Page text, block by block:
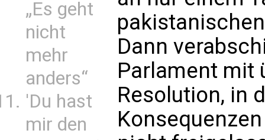
„Es geht
nicht
mehr
anders“
'Du hast
mir den
Dann
Parlament mit
Resolution, in